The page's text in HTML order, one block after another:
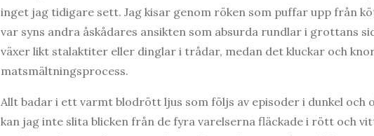
inget jag tidigare sett. Jag kisar genom röken som puffar upp från
var syns andra åskådares ansikten som absurda rundlar i grottans
växer likt stalaktiter eller dinglar i trådar, medan det kluckar och
matsmältningsprocess.
Allt badar i ett varmt blodrött ljus som följs av episoder i dunkel och
kan jag inte slita blicken från de fyra varelserna fläckade i rött och